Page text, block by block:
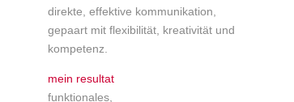
direkte, effektive kommunikation,
gepaart mit flexibilität, kreativität und
kompetenz.
mein resultat
funktionales,